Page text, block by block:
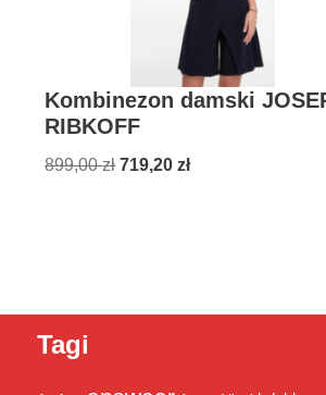
Kombinezon damski
RIBKOFF
899,00zł 719,20zł
Tagi